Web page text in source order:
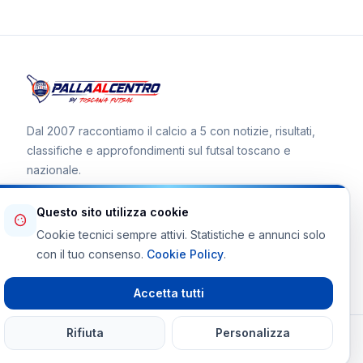
Dal 2007 raccontiamo il calcio a 5 con notizie, risultati,
classifiche e approfondimenti sul futsal toscano e
nazionale.
Canale WhatsApp
Telegram Toscana Futsal
© 2026 Palla al Centro · Tutti i diritti riservati
Questo sito utilizza cookie
Cookie tecnici sempre attivi. Statistiche e annunci solo
con il tuo consenso. Cookie Policy.
Accetta tutti
Rifiuta Personalizza